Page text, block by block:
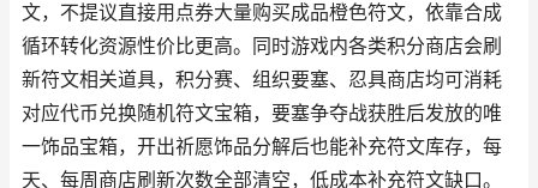
文，不提议直接用点券大量购买成品橙色符文，依靠合成
循环转化资源性价比更高。同时游戏内各类积分商店会刷
新符文相关道具，积分赛、组织要塞、忍具商店均可消耗
对应代币兑换随机符文宝箱，要塞争夺战获胜后发放的唯
一饰品宝箱，开出祈愿饰品分解后也能补充符文库存，每
天、每周商店刷新次数全部清空，低成本补充符文缺口。